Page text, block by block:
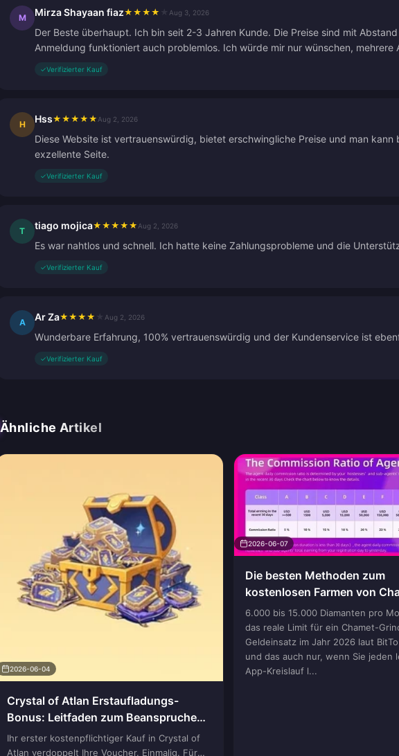
M Mirza Shayaan fiaz★ ★ ★ ★ Aug 3, 2026
Der Beste überhaupt. Ich bin seit 2-3 Jahren Kunde. Die Preise sind mit
Anmeldung funktioniert auch problemlos. Ich würde mir nur wünschen,
✓Verifizierter Kauf
H Hss★ ★ ★ ★ ★ Aug 2, 2026
Diese Website ist vertrauenswürdig, bietet erschwingliche Preise und man
exzellente Seite.
✓Verifizierter Kauf
T tiago mojica★ ★ ★ ★ ★ Aug 2, 2026
Es war nahtlos und schnell. Ich hatte keine Zahlungsprobleme und die
✓Verifizierter Kauf
A Ar Za★ ★ ★ ★ Aug 2, 2026
Wunderbare Erfahrung, 100% vertrauenswürdig und der Kundenservice ist
✓Verifizierter Kauf
Ähnliche Artikel
2026-06-04
Crystal of Atlan Erstaufladungs-
Bonus: Leitfaden zum Beanspruchen
& bester Wert
Ihr erster kostenpflichtiger Kauf in Crystal of
Atlan verdoppelt Ihre Voucher. Einmalig. Für
2026-06-07
Die besten Methoden zum
kostenlosen Farmen von
Diamanten (Leitfaden 2026)
6.000 bis 15.000 Diamanten pro
das reale Limit für ein Chamet-
Geldeinsatz im Jahr 2026 laut
und das auch nur, wenn Sie jeden
App-Kreislauf l...